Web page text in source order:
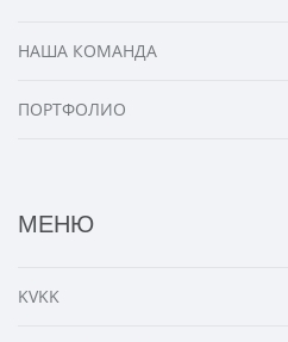
НАША КОМАНДА
ПОРТФОЛИО
МЕНЮ
KVKK